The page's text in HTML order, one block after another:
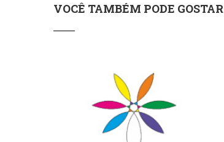
VOCÊ TAMBÉM PODE GOSTAR